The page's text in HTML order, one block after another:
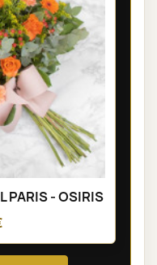
PARIS - OSIRIS